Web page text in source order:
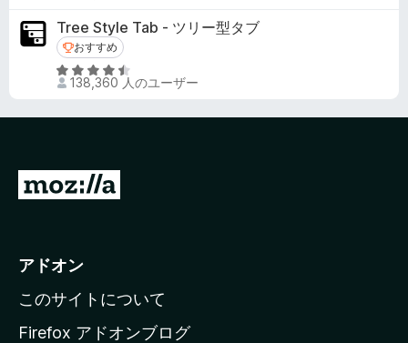
の
評
価
階
中
4
.
の
Tree Style Tab - ツリー型タブ
おすすめ
おすすめ
5
段
.
5
138,360 人のユーザー
M
i
l
a
アドオン
このサイトについて
Firefox アドオンブログ